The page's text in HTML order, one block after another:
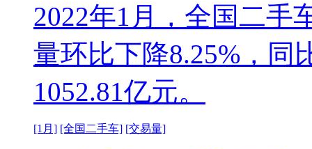
2022年1月，全国二手
量环比下降8.25%，同
1052.81亿元。
[1月] [全国二手车] [交易量]